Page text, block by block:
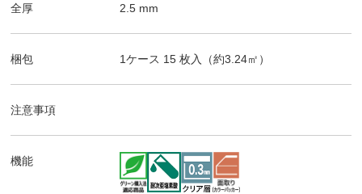
全厚 2.5 mm
梱包 1ケース 15 枚入（約3.24㎡）
注意事項
機能